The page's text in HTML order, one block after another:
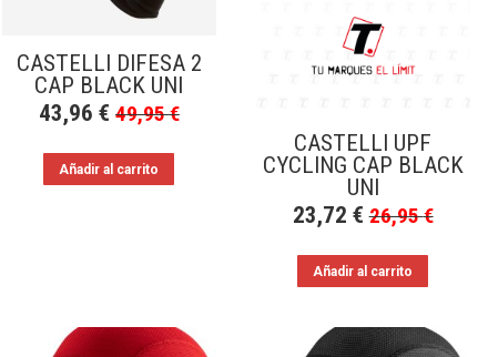
CASTELLI DIFESA 2
CAP BLACK UNI
43,96 € 49,95€
Añadir al carrito
CASTELLI UPF
CYCLING CAP BLACK
UNI
23,72 € 26,95€
Añadir al carrito